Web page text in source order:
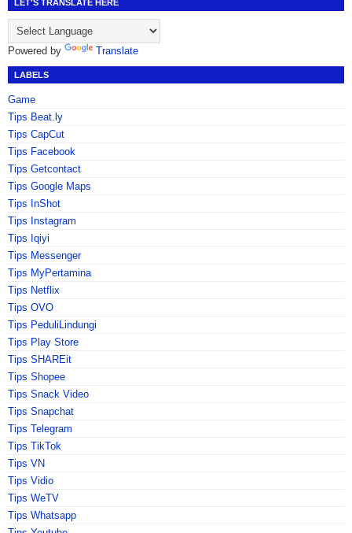
LET'S TRANSLATE HERE
Powered by Translate
LABELS
Game
Tips Beat.ly
Tips CapCut
Tips Facebook
Tips Getcontact
Tips Google Maps
Tips InShot
Tips Instagram
Tips Iqiyi
Tips Messenger
Tips MyPertamina
Tips Netflix
Tips OVO
Tips PeduliLindungi
Tips Play Store
Tips SHAREit
Tips Shopee
Tips Snack Video
Tips Snapchat
Tips Telegram
Tips TikTok
Tips VN
Tips Vidio
Tips WeTV
Tips Whatsapp